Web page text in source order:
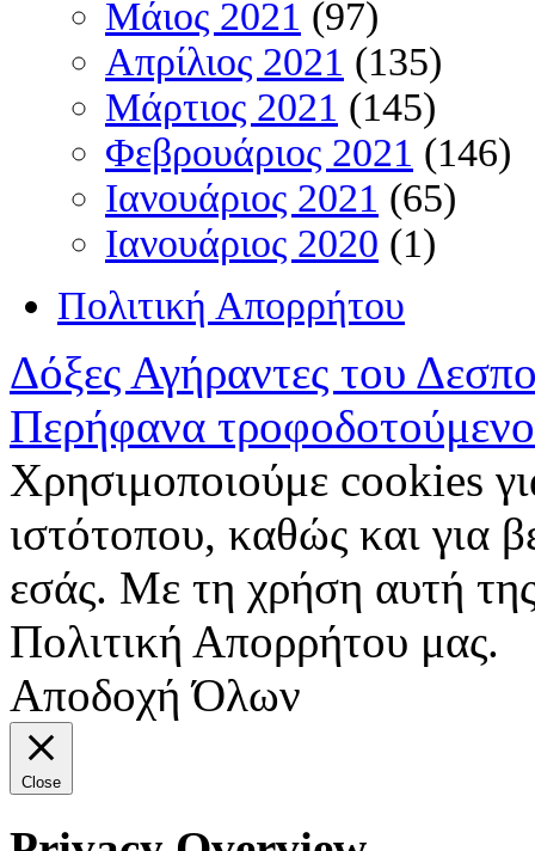
Μάιος 2021 (97)
Απρίλιος 2021 (135)
Μάρτιος 2021 (145)
Φεβρουάριος 2021 (146)
Ιανουάριος 2021 (65)
Ιανουάριος 2020 (1)
Πολιτική Απορρήτου
Δόξες Αγήραντες του
Περήφανα
Χρησιμοποιούμε cookies
ιστότοπου, καθώς και για
εσάς. Με τη χρήση αυτή
Πολιτική Απορρήτου μας.
Αποδοχή Όλων
Close